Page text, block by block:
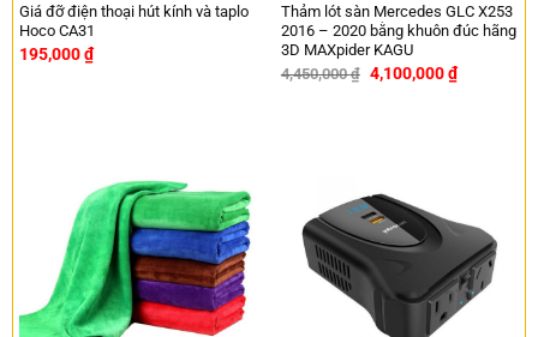
Giá đỡ điện thoại hút kính và taplo
Hoco CA31
195,000₫
Thảm lót sàn Mercedes GLC X253
2016 – 2020 bằng khuôn đúc hãng
3D MAXpider KAGU
4,450,000₫ 4,100,000₫